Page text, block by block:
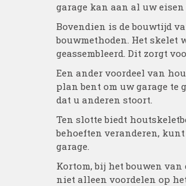
garage kan aan al uw eisen
Bovendien is de bouwtijd
bouwmethoden. Het skelet
geassembleerd. Dit zorgt
Een ander voordeel van
plan bent om uw garage
dat u anderen stoort.
Ten slotte biedt
behoeften veranderen,
garage.
Kortom, bij het bouwen
niet alleen voordelen op